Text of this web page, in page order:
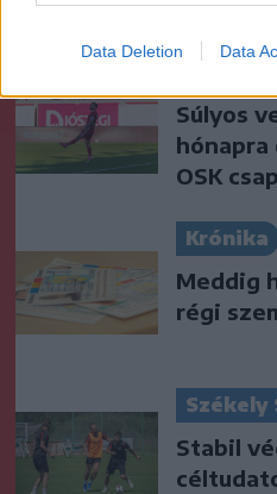
Data Deletion Data
családfő
Súlyos
OSK
Krónika
Meddig
régi
Székely
Stabil